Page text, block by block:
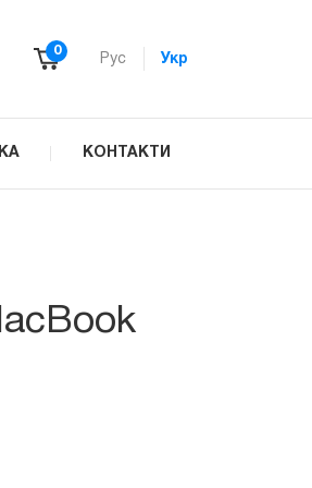
0
Рус Укр
КОНТАКТИ